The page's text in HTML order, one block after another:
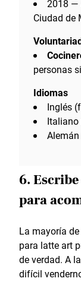
2018 —
Ciudad de
personas
Idiomas
Inglés
Italiano
6.
para
La mayoría
para latte art
de verdad. A
difícil